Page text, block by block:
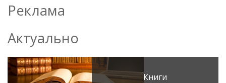
Реклама
Актуально
Книги